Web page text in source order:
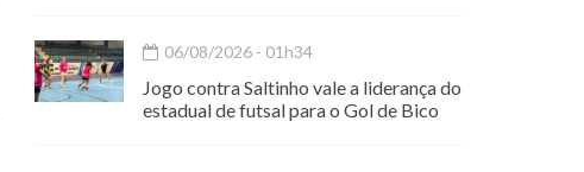
06/08/2026 - 01h34
Jogo contra Saltinho vale a liderança do
estadual de futsal para o Gol de Bico